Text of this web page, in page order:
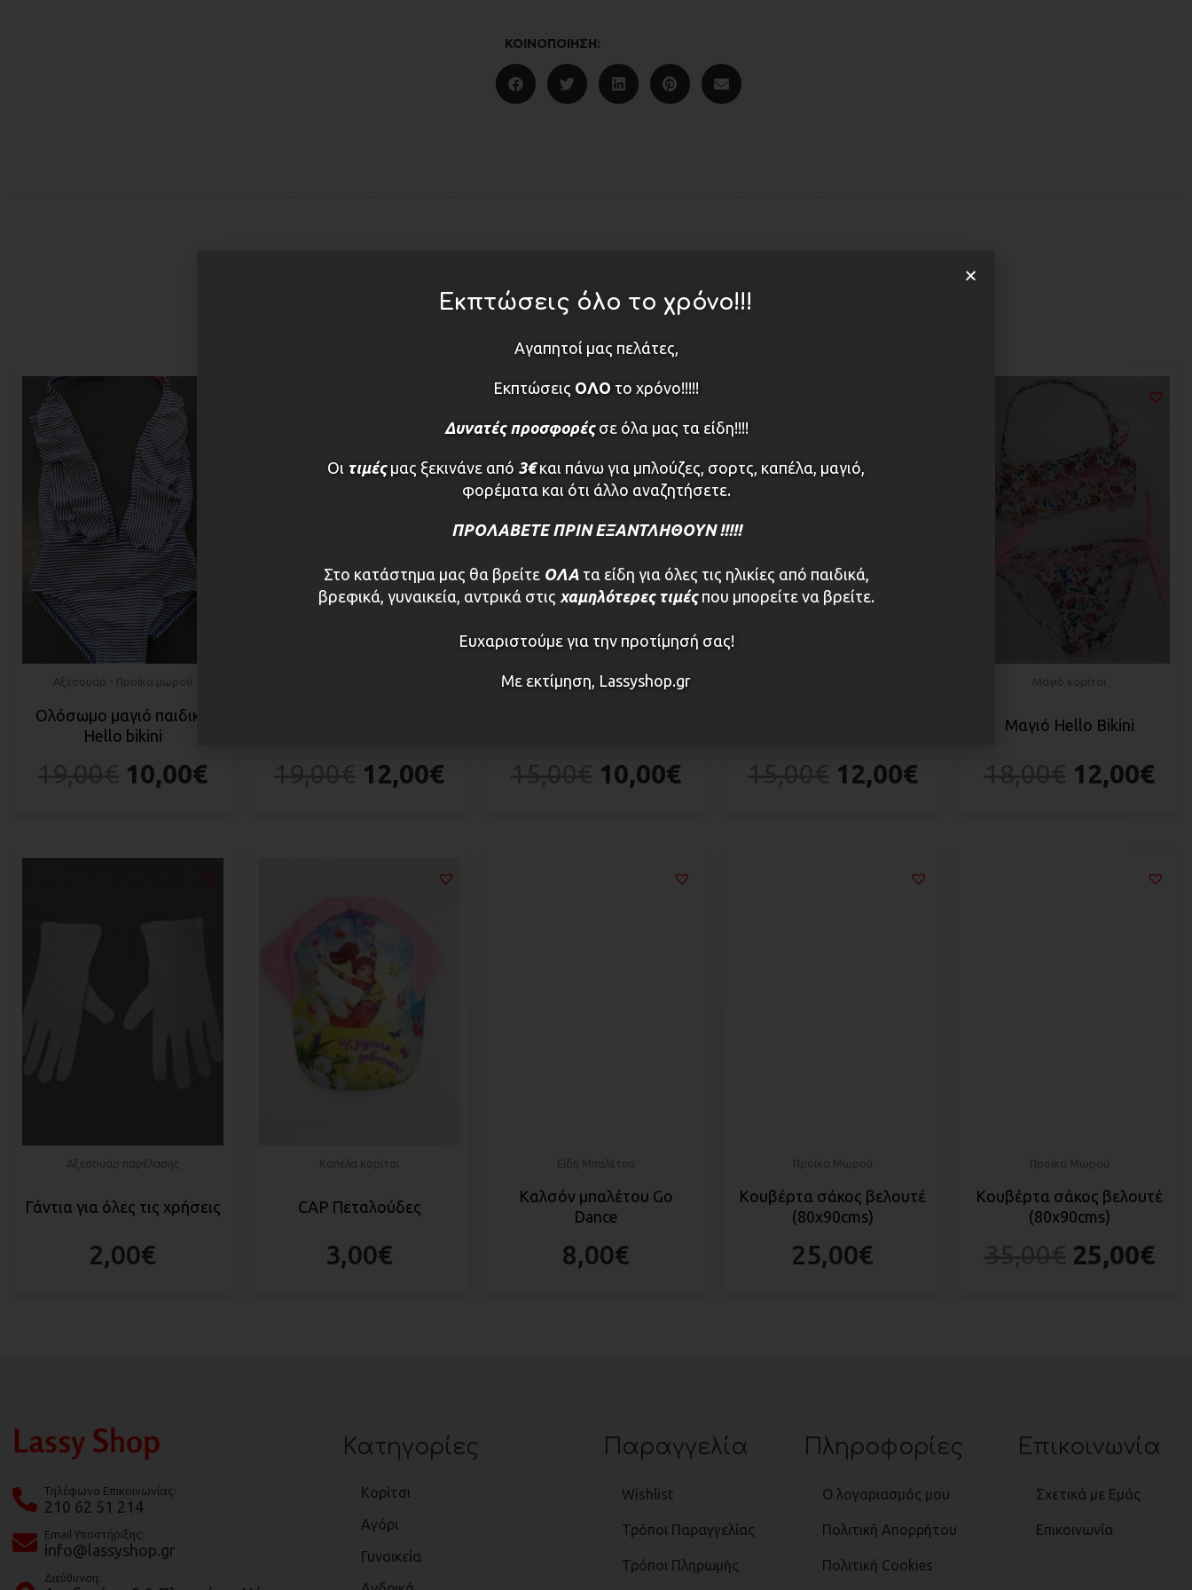
ΚΟΙΝΟΠΟΊΗΣΗ:
ΔΕΙΤΕ ΕΠΙΣΗΣ
Αξεσουάρ - Προίκα μωρού
Ολόσωμο μαγιό παιδικό
Hello bikini
10,00€ 12,00€
Αξεσουάρ - Προίκα μωρού
10,00€ 12,00€
Μαγιό κορίτσι
Μαγιό Hello Bikini
12,00€
Αξεσουάρ παρέλασης
Γάντια για όλες τις χρήσεις
2,00€
Καπέλα κορίτσι
CAP Πεταλούδες
3,00€
Είδη Μπαλέτου
Καλσόν μπαλέτου Go
Dance
8,00€
Προίκα Μωρού
Κουβέρτα σάκος βελουτέ
(80x90cms)
25,00€
Προίκα Μωρού
Κουβέρτα σάκος βελουτέ
(80x90cms)
25,00€
Tηλέφωνο Επικοινωνίας:
210 62 51 214
Email Υποστήριξης:
info@lassyshop.gr
Διεύθυνση:
Κατηγορίες
Κορίτσι
Αγόρι
Γυναικεία
Παραγγελία
Wishlist
Τρόποι Παραγγελίας
Τρόποι Πληρωμής
Πληροφορίες
Ο λογαριασμός μου
Πολιτική Απορρήτου
Πολιτική Cookies
Επικοινωνία
Σχετικά με Εμάς
Επικοινωνία
Εκπτώσεις όλο το χρόνο!!!
Αγαπητοί μας πελάτες,
Εκπτώσεις ΟΛΟ το χρόνο!!!!!
Δυνατές προσφορέςσε όλα μας τα είδη!!!!
Οι τιμές μας ξεκινάνε από 3€και πάνω για μπλούζες, σορτς, καπέλα, μαγιό,
φορέματα και ότι άλλο αναζητήσετε.
ΠΡΟΛΑΒΕΤΕ ΠΡΙΝ ΕΞΑΝΤΛΗΘΟΥΝ !!!!!
Στο κατάστημα μας θα βρείτε ΟΛΑ τα είδη για όλες τις ηλικίες από παιδικά,
βρεφικά, γυναικεία, αντρικά στις χαμηλότερες τιμέςπου μπορείτε να βρείτε.
Ευχαριστούμε για την προτίμησή σας!
Με εκτίμηση, Lassyshop.gr